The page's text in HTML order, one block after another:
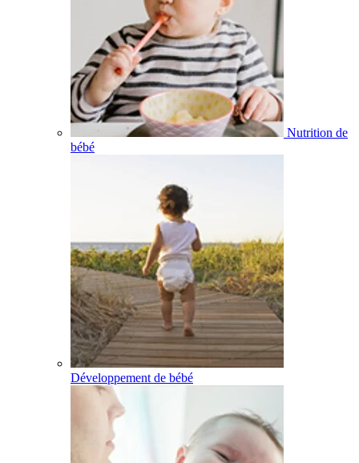
Nutrition de
bébé
Développement de bébé